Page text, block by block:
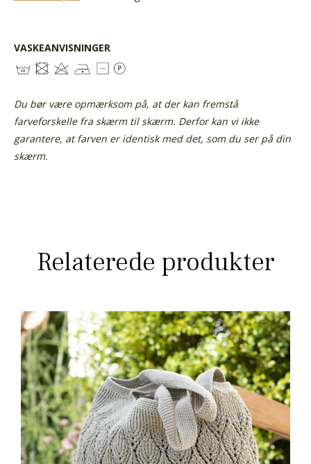
VASKEANVISNINGER
Du bør være opmærksom på, at der kan fremstå
farveforskelle fra skærm til skærm. Derfor kan vi ikke
garantere, at farven er identisk med det, som du ser på din
skærm.
Relaterede produkter